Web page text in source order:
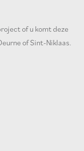
of u komt deze
of Sint-Niklaas.